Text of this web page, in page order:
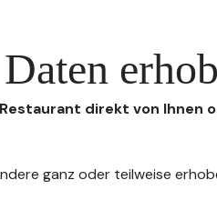
direkt von Ihnen
ganz oder teilweise